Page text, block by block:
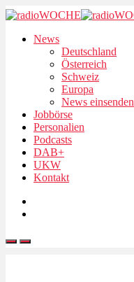
News
Deutschland
Österreich
Schweiz
Europa
News einsenden
Jobbörse
Personalien
Podcasts
DAB+
UKW
Kontakt